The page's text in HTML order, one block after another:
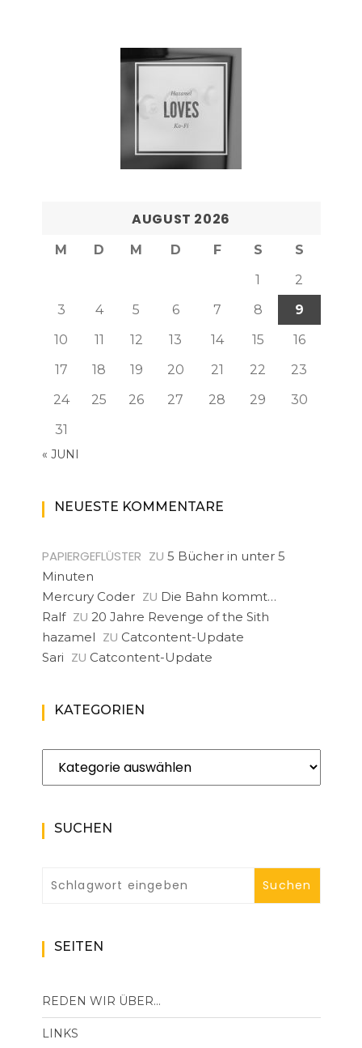
AUGUST 2026
M D M D F S
S
1
2
3
4 5 6 7 8
9
10
11 12 13 14 15
16
17
18 19 20 21 22
23
24
25 26 27 28 29
30
31
« JUNI
NEUESTE KOMMENTARE
PAPIERGEFLÜSTER ZU 5 Bücher in unter 5
Minuten
Mercury Coder ZU Die Bahn kommt…
Ralf ZU 20 Jahre Revenge of the Sith
hazamel ZU Catcontent-Update
Sari ZU Catcontent-Update
KATEGORIEN
Kategorien
SUCHEN
SEITEN
REDEN WIR ÜBER…
LINKS